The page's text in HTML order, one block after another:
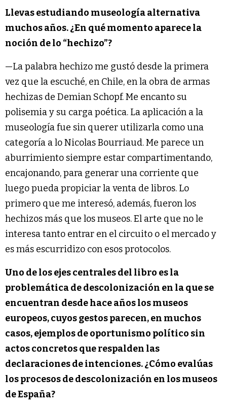
Llevas estudiando museología alternativa
muchos años. ¿En qué momento aparece la
noción de lo “hechizo”?
—La palabra hechizo me gustó desde la primera
vez que la escuché, en Chile, en la obra de armas
hechizas de Demian Schopf. Me encanto su
polisemia y su carga poética. La aplicación a la
museología fue sin querer utilizarla como una
categoría a lo Nicolas Bourriaud. Me parece un
aburrimiento siempre estar compartimentando,
encajonando, para generar una corriente que
luego pueda propiciar la venta de libros. Lo
primero que me interesó, además, fueron los
hechizos más que los museos. El arte que no le
interesa tanto entrar en el circuito o el mercado y
es más escurridizo con esos protocolos.
Uno de los ejes centrales del libro es la
problemática de descolonización en la que se
encuentran desde hace años los museos
europeos, cuyos gestos parecen, en muchos
casos, ejemplos de oportunismo político sin
actos concretos que respalden las
declaraciones de intenciones. ¿Cómo evalúas
los procesos de descolonización en los museos
de España?